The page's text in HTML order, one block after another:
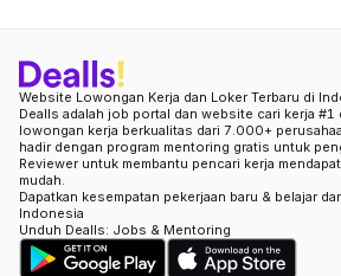
Website Lowongan Kerja dan Loker Terbaru di
Dealls adalah job portal dan website cari kerja
lowongan kerja berkualitas dari 7.000+
hadir dengan program mentoring gratis untuk
Reviewer untuk membantu pencari kerja
mudah.
Dapatkan kesempatan pekerjaan baru & belajar
Indonesia
Unduh Dealls: Jobs & Mentoring